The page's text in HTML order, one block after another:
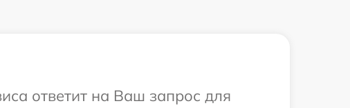
ответит на Ваш запрос для